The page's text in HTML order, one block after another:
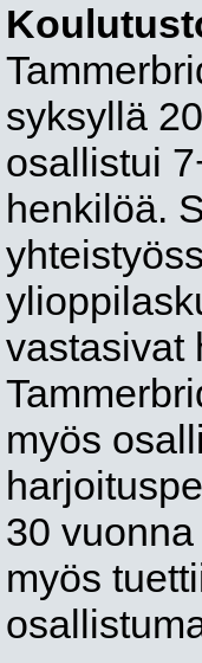
syksyllä
osallistui
henkilöä.
vastasivat
myös
30
myös